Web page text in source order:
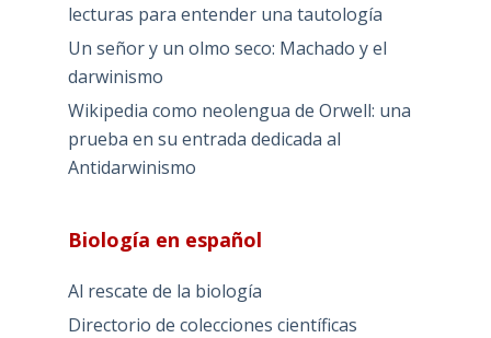
lecturas para entender una tautología
Un señor y un olmo seco: Machado y el
darwinismo
Wikipedia como neolengua de Orwell: una
prueba en su entrada dedicada al
Antidarwinismo
Biología en español
Al rescate de la biología
Directorio de colecciones científicas